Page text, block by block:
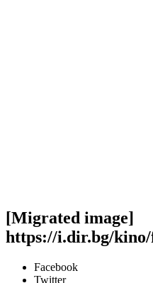
[Migrated image]
https://i.dir.bg/kino/
Facebook
Twitter